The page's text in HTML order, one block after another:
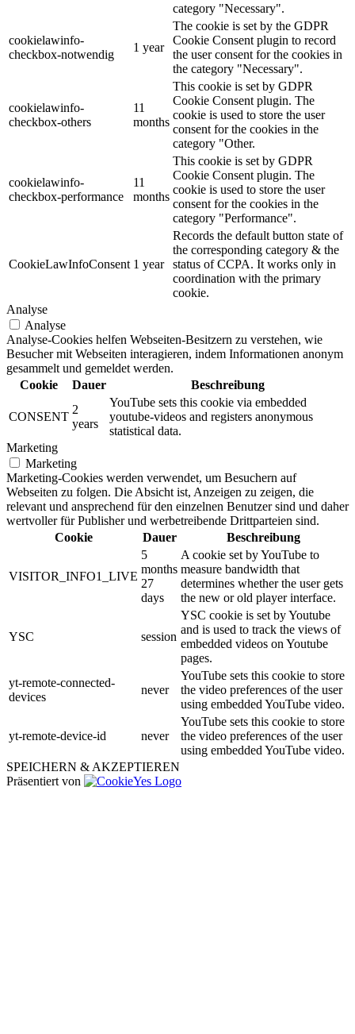
category "Necessary".
cookielawinfo-
checkbox-notwendig
1 year
The cookie is set by the GDPR
Cookie Consent plugin to record
the user consent for the cookies in
the category "Necessary".
cookielawinfo-
checkbox-others
11
months
This cookie is set by GDPR
Cookie Consent plugin. The
cookie is used to store the user
consent for the cookies in the
category "Other.
cookielawinfo-
checkbox-performance
11
months
This cookie is set by GDPR
Cookie Consent plugin. The
cookie is used to store the user
consent for the cookies in the
category "Performance".
CookieLawInfoConsent 1 year
Records the default button state of
the corresponding category & the
status of CCPA. It works only in
coordination with the primary
cookie.
Analyse
Analyse
Analyse-Cookies helfen Webseiten-Besitzern zu verstehen, wie
Besucher mit Webseiten interagieren, indem Informationen anonym
gesammelt und gemeldet werden.
Cookie
Dauer Beschreibung
CONSENT
2
years
YouTube sets this cookie via embedded
youtube-videos and registers anonymous
statistical data.
Marketing
Marketing
Marketing-Cookies werden verwendet, um Besuchern auf
Webseiten zu folgen. Die Absicht ist, Anzeigen zu zeigen, die
relevant und ansprechend für den einzelnen Benutzer sind und daher
wertvoller für Publisher und werbetreibende Drittparteien sind.
Cookie
Dauer Beschreibung
VISITOR_INFO1_LIVE
5
months
27
days
A cookie set by YouTube to
measure bandwidth that
determines whether the user gets
the new or old player interface.
YSC session
YSC cookie is set by Youtube
and is used to track the views of
embedded videos on Youtube
pages.
yt-remote-connected-
devices
never
YouTube sets this cookie to store
the video preferences of the user
using embedded YouTube video.
yt-remote-device-id never
YouTube sets this cookie to store
the video preferences of the user
using embedded YouTube video.
SPEICHERN & AKZEPTIEREN
Präsentiert von